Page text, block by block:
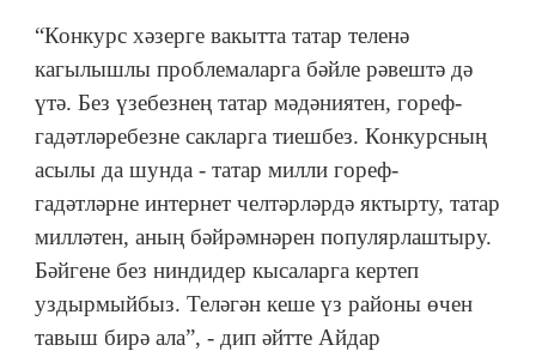
“Конкурс хәзерге вакытта татар теленә
кагылышлы проблемаларга бәйле рәвештә дә
үтә. Без үзебезнең татар мәдәниятен, гореф-
гадәтләребезне сакларга тиешбез. Конкурсның
асылы да шунда - татар милли гореф-
гадәтләрне интернет челтәрләрдә яктырту, татар
милләтен, аның бәйрәмнәрен популярлаштыру.
Бәйгене без ниндидер кысаларга кертеп
уздырмыйбыз. Теләгән кеше үз районы өчен
тавыш бирә ала”, - дип әйтте Айдар